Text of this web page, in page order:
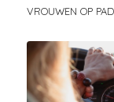
VROUWEN OP PAD